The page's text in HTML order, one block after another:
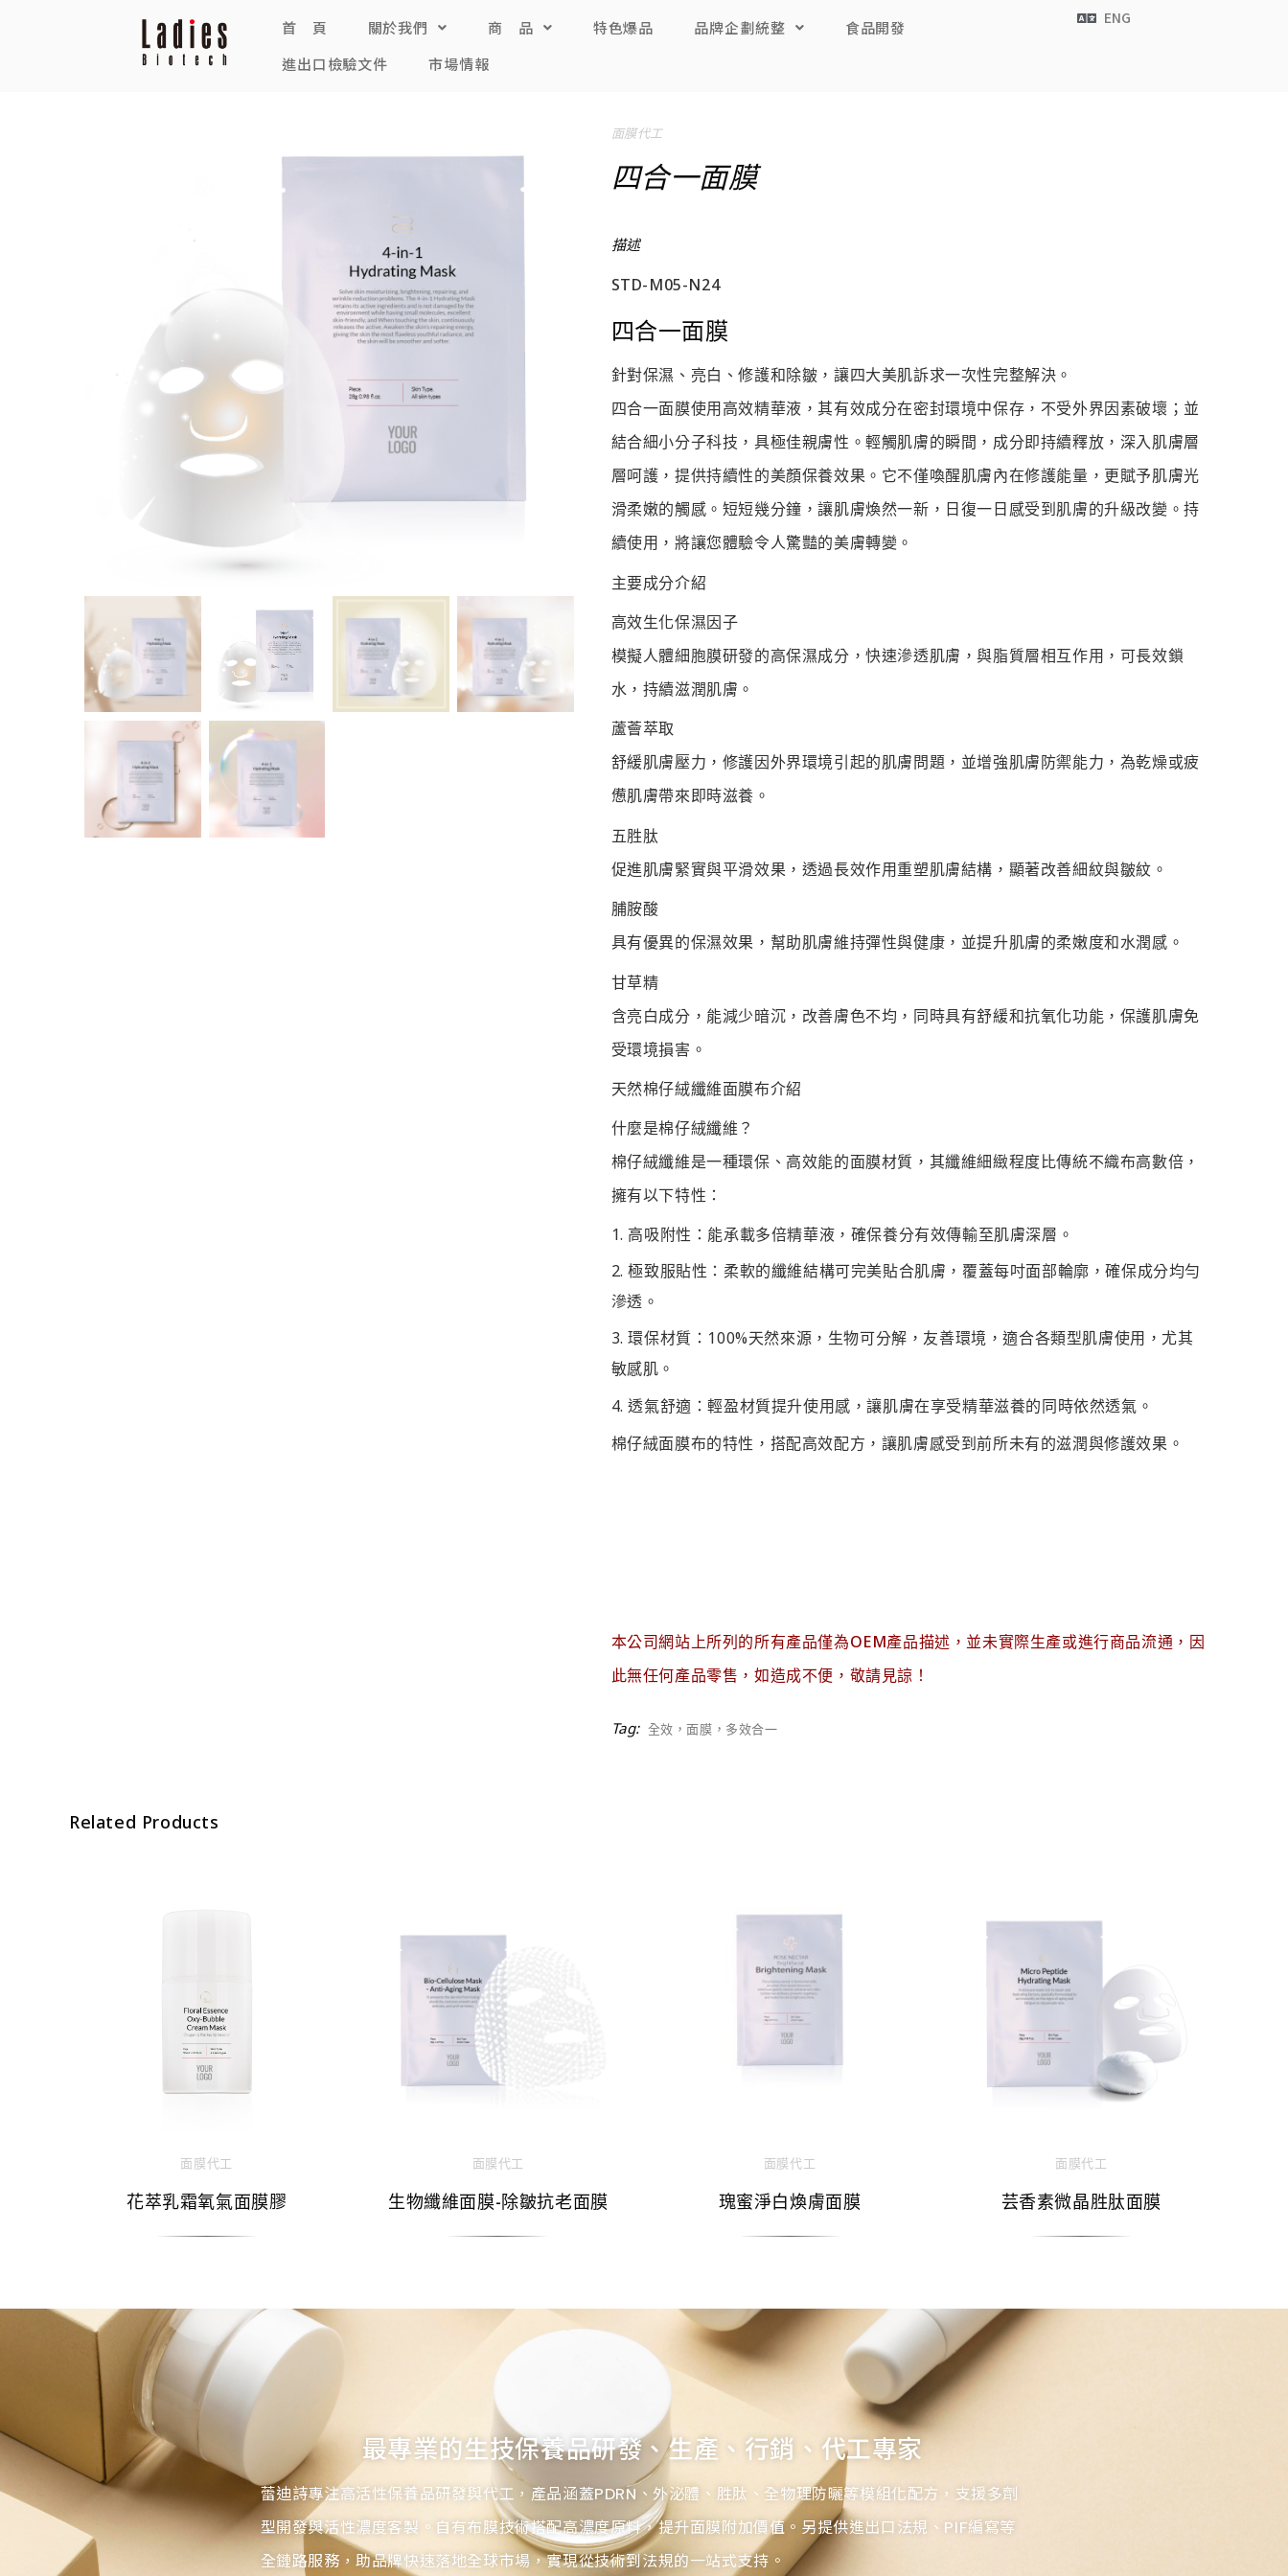
首 頁 關於我們 商 品 特色爆品 品牌企劃統整
食品開發
進出口檢驗文件
市場情報
ENG
面膜代工
四合一面膜
描述
STD-M05-N24
四合一面膜
針對保濕、亮白、修護和除皺，讓四大美肌訴求一次性完整解決。
四合一面膜使用高效精華液，其有效成分在密封環境中保存，不受外界因素破壞；並
結合細小分子科技，具極佳親膚性。輕觸肌膚的瞬間，成分即持續釋放，深入肌膚層
層呵護，提供持續性的美顏保養效果。它不僅喚醒肌膚內在修護能量，更賦予肌膚光
滑柔嫩的觸感。短短幾分鐘，讓肌膚煥然一新，日復一日感受到肌膚的升級改變。持
續使用，將讓您體驗令人驚豔的美膚轉變。
主要成分介紹
高效生化保濕因子
模擬人體細胞膜研發的高保濕成分，快速滲透肌膚，與脂質層相互作用，可長效鎖
水，持續滋潤肌膚。
蘆薈萃取
舒緩肌膚壓力，修護因外界環境引起的肌膚問題，並增強肌膚防禦能力，為乾燥或疲
憊肌膚帶來即時滋養。
五胜肽
促進肌膚緊實與平滑效果，透過長效作用重塑肌膚結構，顯著改善細紋與皺紋。
脯胺酸
具有優異的保濕效果，幫助肌膚維持彈性與健康，並提升肌膚的柔嫩度和水潤感。
甘草精
含亮白成分，能減少暗沉，改善膚色不均，同時具有舒緩和抗氧化功能，保護肌膚免
受環境損害。
天然棉仔絨纖維面膜布介紹
什麼是棉仔絨纖維？
棉仔絨纖維是一種環保、高效能的面膜材質，其纖維細緻程度比傳統不織布高數倍，
擁有以下特性：
高吸附性 ：能承載多倍精華液，確保養分有效傳輸至肌膚深層。
極致服貼性 ：柔軟的纖維結構可完美貼合肌膚，覆蓋每吋面部輪廓，確保成分均勻
滲透。
環保材質 ：100%天然來源，生物可分解，友善環境，適合各類型肌膚使用，尤其
敏感肌。
透氣舒適 ：輕盈材質提升使用感，讓肌膚在享受精華滋養的同時依然透氣。
棉仔絨面膜布的特性，搭配高效配方，讓肌膚感受到前所未有的滋潤與修護效果。
本公司網站上所列的所有產品僅為OEM產品描述，並未實際生產或進行商品流通，因
此無任何產品零售，如造成不便，敬請見諒！
Tag: 全效，面膜，多效合一
Related Products
面膜代工
花萃乳霜氧氣面膜膠
面膜代工
生物纖維面膜-除皺抗老面膜
面膜代工
瑰蜜淨白煥膚面膜
面膜代工
芸香素微晶胜肽面膜
最專業的生技保養品研發、生產、行銷、代工專家
蕾迪詩專注高活性保養品研發與代工，產品涵蓋PDRN、外泌體、胜肽、全物理防曬等模組化配方，支援多劑
型開發與活性濃度客製。自有布膜技術搭配高濃度原料，提升面膜附加價值。另提供進出口法規、PIF編寫等
全鏈路服務，助品牌快速落地全球市場，實現從技術到法規的一站式支持。